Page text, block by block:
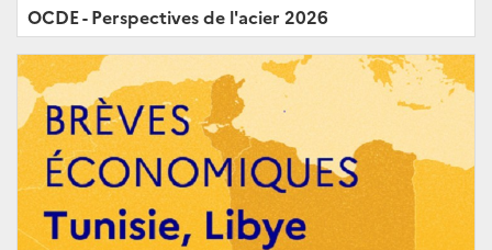
OCDE - Perspectives de l'acier 2026